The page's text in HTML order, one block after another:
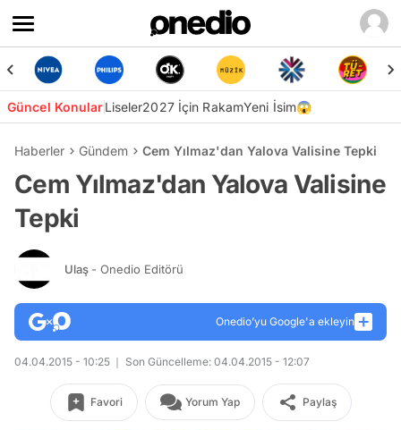
Güncel KonularLiseler2027 İçin RakamYeni İsim😱
Haberler Gündem Cem Yılmaz'dan Yalova Valisine Tepki
Cem Yılmaz'dan Yalova Valisine
Tepki
Ulaş - Onedio Editörü
Onedio’yu Google'a ekleyin
04.04.2015 - 10:25 Son Güncelleme: 04.04.2015 - 12:07
Favori Yorum Yap Paylaş